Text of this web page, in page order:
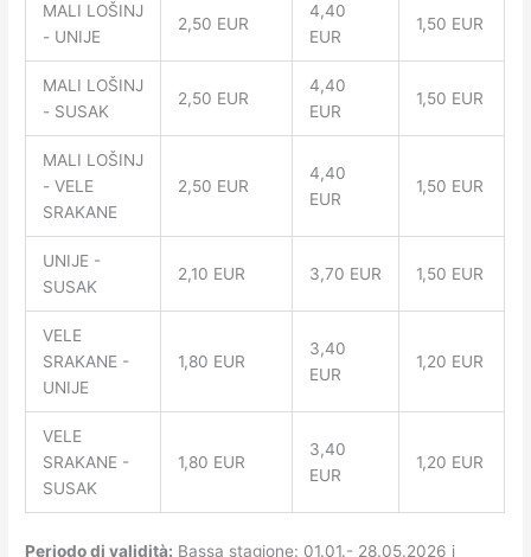
MALI LOŠINJ
- UNIJE
2,50 EUR
4,40
EUR
1,50 EUR
MALI LOŠINJ
- SUSAK
2,50 EUR
4,40
EUR
1,50 EUR
MALI LOŠINJ
- VELE
SRAKANE
2,50 EUR
4,40
EUR
1,50 EUR
UNIJE -
SUSAK
2,10 EUR 3,70 EUR 1,50 EUR
VELE
SRAKANE -
UNIJE
1,80 EUR
3,40
EUR
1,20 EUR
VELE
SRAKANE -
SUSAK
1,80 EUR
3,40
EUR
1,20 EUR
Periodo di validità: Bassa stagione: 01.01.- 28.05.2026 i